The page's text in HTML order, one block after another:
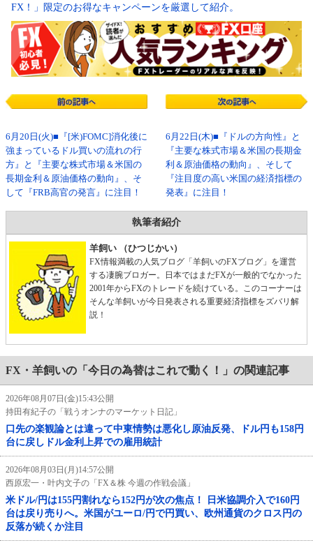
FX！」限定のお得なキャンペーンを厳選して紹介。
6月20日(火)■『[米)FOMC]消化後に
強まっているドル買いの流れの行
方』と『主要な株式市場＆米国の
長期金利＆原油価格の動向』、そ
して『FRB高官の発言』に注目！
6月22日(木)■『ドルの方向性』と
『主要な株式市場＆米国の長期金
利＆原油価格の動向』、そして
『注目度の高い米国の経済指標の
発表』に注目！
執筆者紹介
羊飼い （ひつじかい）
FX情報満載の人気ブログ「羊飼いのFXブログ」を運営
する凄腕ブロガー。日本ではまだFXが一般的でなかった
2001年からFXのトレードを続けている。このコーナーは
そんな羊飼いが今日発表される重要経済指標をズバリ解
説！
FX・羊飼いの「今日の為替はこれで動く！」の関連記事
2026年08月07日(金)15:43公開
持田有紀子の「戦うオンナのマーケット日記」
口先の楽観論とは違って中東情勢は悪化し原油反発、ドル円も158円
台に戻しドル金利上昇での雇用統計
2026年08月03日(月)14:57公開
西原宏一・叶内文子の「FX＆株 今週の作戦会議」
米ドル/円は155円割れなら152円が次の焦点！ 日米協調介入で160円
台は戻り売りへ。米国がユーロ/円で円買い、欧州通貨のクロス円の
反落が続くか注目